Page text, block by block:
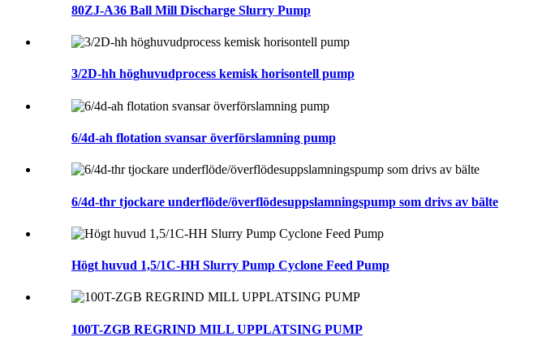
80ZJ-A36 Ball Mill Discharge Slurry Pump
3/2D-hh höghuvudprocess kemisk horisontell pump
6/4d-ah flotation svansar överförslamning pump
6/4d-thr tjockare underflöde/överflödesuppslamningspump som drivs av bälte
Högt huvud 1,5/1C-HH Slurry Pump Cyclone Feed Pump
100T-ZGB REGRIND MILL UPPLATSING PUMP